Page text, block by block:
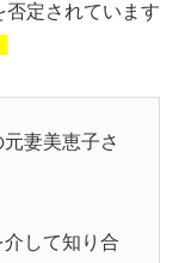
否定されています
妻美恵子さ
して知り合